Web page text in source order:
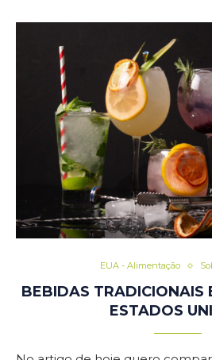
EUA - Alimentação
BEBIDAS TRADICIONAIS
ESTADOS